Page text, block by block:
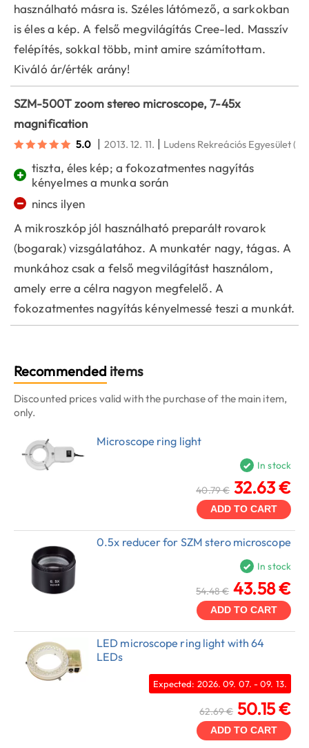
használható másra is. Széles látómező, a sarkokban
is éles a kép. A felső megvilágítás Cree-led. Masszív
felépítés, sokkal több, mint amire számítottam.
Kiváló ár/érték arány!
SZM-500T zoom stereo microscope, 7-45x
magnification
5.0 | 2013. 12. 11. | Ludens Rekreációs Egyesület
+ tiszta, éles kép; a fokozatmentes nagyítás
kényelmes a munka során
−
nincs ilyen
A mikroszkóp jól használható preparált rovarok
(bogarak) vizsgálatához. A munkatér nagy, tágas. A
munkához csak a felső megvilágítást használom,
amely erre a célra nagyon megfelelő. A
fokozatmentes nagyítás kényelmessé teszi a munkát.
Recommended items
Discounted prices valid with the purchase of the main item,
only.
Microscope ring light
In stock
40.79 € 32.63 €
ADD TO CART
0.5x reducer for SZM stero microscope
In stock
54.48 € 43.58 €
ADD TO CART
LED microscope ring light with 64
LEDs
Expected: 2026. 09. 07. - 09. 13.
62.69 € 50.15 €
ADD TO CART